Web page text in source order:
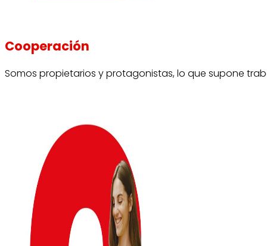
Cooperación
Somos propietarios y protagonistas, lo que supone